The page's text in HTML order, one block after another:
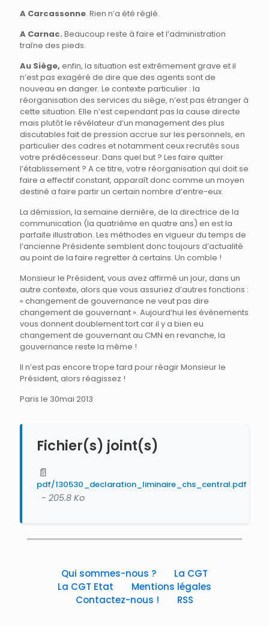
A Carcassonne. Rien n’a été réglé.
A Carnac. Beaucoup reste à faire et l’administration
traîne des pieds.
Au Siège, enfin, la situation est extrêmement grave et il
n’est pas exagéré de dire que des agents sont de
nouveau en danger. Le contexte particulier : la
réorganisation des services du siège, n’est pas étranger à
cette situation. Elle n’est cependant pas la cause directe
mais plutôt le révélateur d’un management des plus
discutables fait de pression accrue sur les personnels, en
particulier des cadres et notamment ceux recrutés sous
votre prédécesseur. Dans quel but ? Les faire quitter
l’établissement ? A ce titre, votre réorganisation qui doit se
faire a effectif constant, apparaît donc comme un moyen
destiné a faire partir un certain nombre d’entre-eux.
La démission, la semaine dernière, de la directrice de la
communication (la quatrième en quatre ans) en est la
parfaite illustration. Les méthodes en vigueur du temps de
l’ancienne Présidente semblent donc toujours d’actualité
au point de la faire regretter à certains. Un comble !
Monsieur le Président, vous avez affirmé un jour, dans un
autre contexte, alors que vous assuriez d’autres fonctions :
« changement de gouvernance ne veut pas dire
changement de gouvernant ». Aujourd’hui les événements
vous donnent doublement tort car il y a bien eu
changement de gouvernant au CMN en revanche, la
gouvernance reste la même !
Il n’est pas encore trope tard pour réagir Monsieur le
Président, alors réagissez !
Paris le 30mai 2013
Fichier(s) joint(s)
📄
pdf/130530_declaration_liminaire_chs_central.pdf
- 205.8 Ko
Qui sommes-nous ?
La CGT
La CGT Etat
Mentions légales
Contactez-nous !
RSS